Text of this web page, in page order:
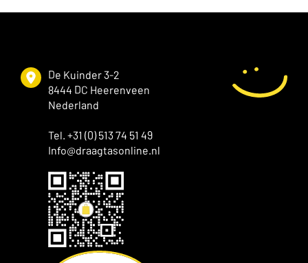
De Kuinder 3-2
8444 DC Heerenveen
Nederland
Tel. +31 (0) 513 74 51 49
Info@draagtasonline.nl